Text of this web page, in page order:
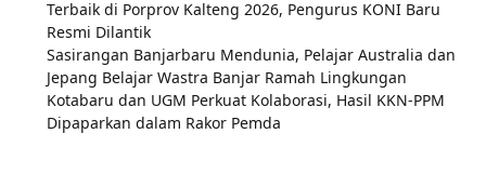
Terbaik di Porprov Kalteng 2026, Pengurus KONI Baru
Resmi Dilantik
Sasirangan Banjarbaru Mendunia, Pelajar Australia dan
Jepang Belajar Wastra Banjar Ramah Lingkungan
Kotabaru dan UGM Perkuat Kolaborasi, Hasil KKN-PPM
Dipaparkan dalam Rakor Pemda